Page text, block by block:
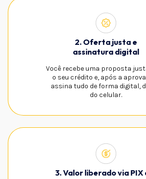
2. Oferta justa e
assinatura digital
Você recebe uma proposta
o seu crédito e, após a
assina tudo de forma digital,
do celular.
3. Valor liberado via PIX